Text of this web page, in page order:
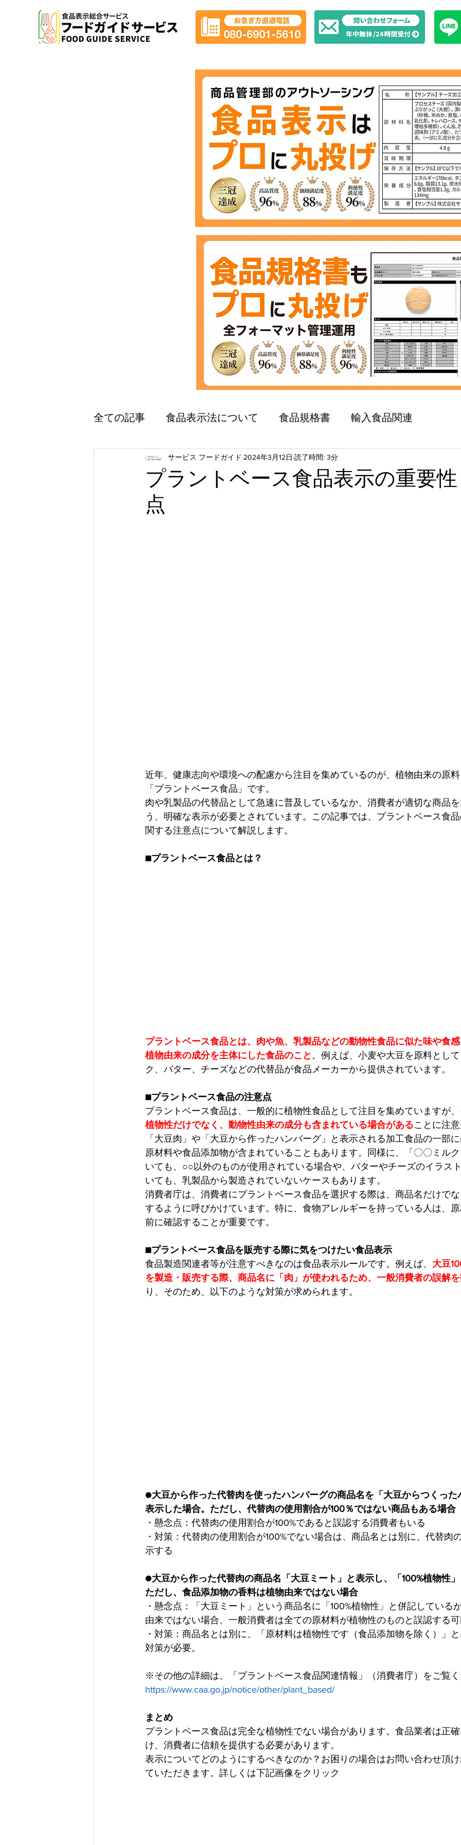
全ての記事 食品表示法について 食品規格書 輸入食品関連
プラントベース食品表示の重要
点
サービス フードガイド 2024年3月12日 読了時間: 3分
近年、健康志向や環境への配慮から注目を集めているのが、植物由来の原
「プラントベース食品」です。
肉や乳製品の代替品として急速に普及しているなか、消費者が適切な商品
う、明確な表示が必要とされています。この記事では、プラントベース食
関する注意点について解説します。
■プラントベース食品とは？
プラントベース食品とは、肉や魚、乳製品などの動物性食品に似た味や食
植物由来の成分を主体にした食品のこと 。例えば、小麦や大豆を原料とし
ク、バター、チーズなどの代替品が食品メーカーから提供されています。
■プラントベース食品の注意点
プラントベース食品は、一般的に植物性食品として注目を集めていますが
植物性だけでなく、動物性由来の成分も含まれている場合があることに注
「大豆肉」や「大豆から作ったハンバーグ」と表示される加工食品の一部
原材料や食品添加物が含まれていることもあります。同様に、「〇〇ミル
いても、○○以外のものが使用されている場合や、バターやチーズのイラス
いても、乳製品から製造されていないケースもあります。
消費者庁は、消費者にプラントベース食品を選択する際は、商品名だけで
するように呼びかけています。特に、食物アレルギーを持っている人は、
前に確認することが重要です。
■プラントベース食品を販売する際に気をつけたい食品表示
食品製造関連者等が注意すべきなのは食品表示ルールです。例えば、 大豆
を製造・販売する際、商品名に「肉」が使われるため、一般消費者の誤解
り、そのため、以下のような対策が求められます。
●大豆から作った代替肉を使ったハンバーグの商品名を「大豆からつくった
表示した場合。ただし、代替肉の使用割合が100％ではない商品もある場合
・懸念点：代替肉の使用割合が100%であると誤認する消費者もいる
・対策：代替肉の使用割合が100%でない場合は、商品名とは別に、代替肉
示する
●大豆から作った代替肉の商品名「大豆ミート」と表示し、「100%植物性
ただし、食品添加物の香料は植物由来ではない場合
・懸念点：「大豆ミート」という商品名に「100%植物性」と併記している
由来ではない場合、一般消費者は全ての原材料が植物性のものと誤認する
・対策：商品名とは別に、「原材料は植物性です（食品添加物を除く）」
対策が必要。
※その他の詳細は、「プラントベース食品関連情報」（消費者庁）をご覧
https://www.caa.go.jp/notice/other/plant_based/
まとめ
プラントベース食品は完全な植物性でない場合があります。食品業者は正
け、消費者に信頼を提供する必要があります。
表示についてどのようにするべきなのか？お困りの場合はお問い合わせ頂
ていただきます。詳しくは下記画像をクリック